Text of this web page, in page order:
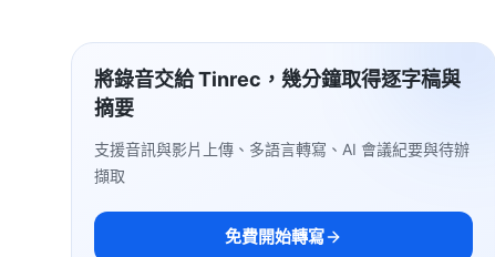
將錄音交給 Tinrec，幾分鐘取得逐字稿與
摘要
支援音訊與影片上傳、多語言轉寫、AI 會議紀要與待辦
擷取
免費開始轉寫